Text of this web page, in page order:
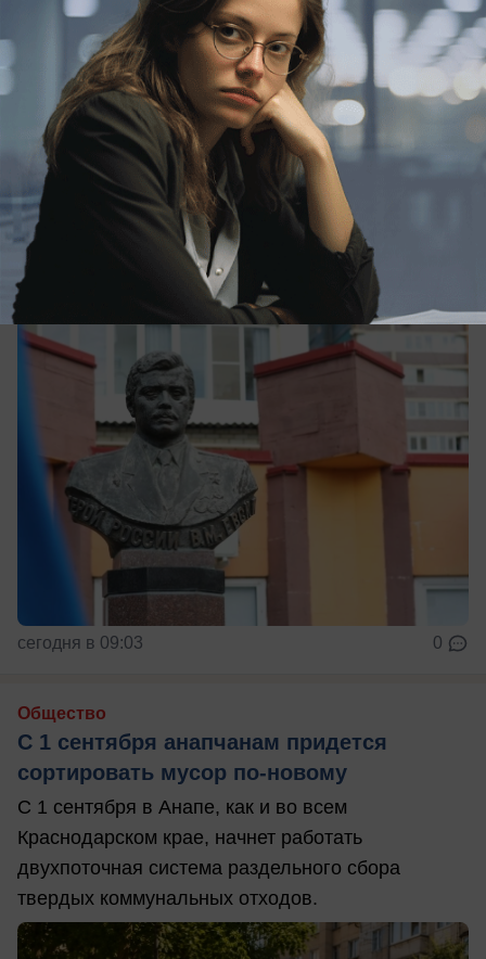
сегодня в 10:17
Общество
В Анапе почтили память Героя России
Вячеслава Евскина
В Анапе прошла памятная акция, посвященная
30-й годовщине со дня гибели майора ФСБ
Вячеслава Евскина.
сегодня в 09:03 0
Общество
С 1 сентября анапчанам придется
сортировать мусор по-новому
С 1 сентября в Анапе, как и во всем
Краснодарском крае, начнет работать
двухпоточная система раздельного сбора
твердых коммунальных отходов.